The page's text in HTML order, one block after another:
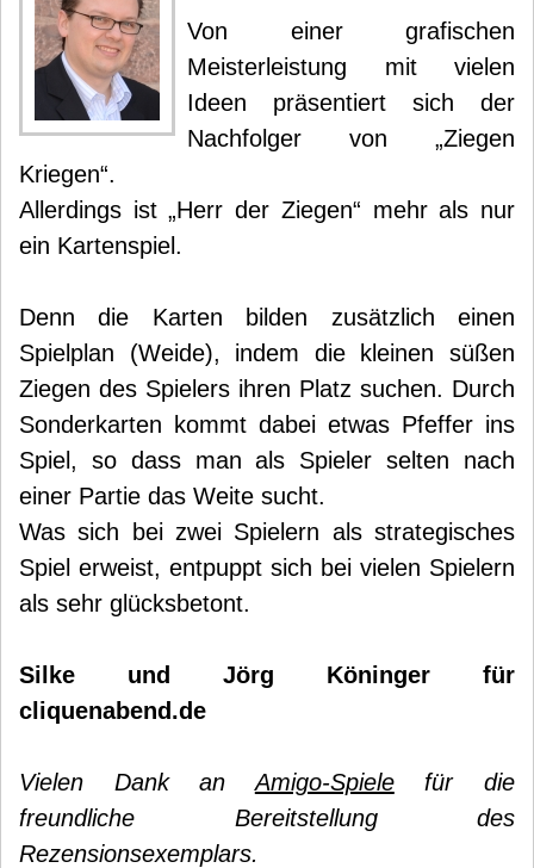
Von einer grafischen
Meisterleistung mit vielen
Ideen präsentiert sich der
Nachfolger von „Ziegen
Kriegen“.
Allerdings ist „Herr der Ziegen“ mehr als nur
ein Kartenspiel.
Denn die Karten bilden zusätzlich einen
Spielplan (Weide), indem die kleinen süßen
Ziegen des Spielers ihren Platz suchen. Durch
Sonderkarten kommt dabei etwas Pfeffer ins
Spiel, so dass man als Spieler selten nach
einer Partie das Weite sucht.
Was sich bei zwei Spielern als strategisches
Spiel erweist, entpuppt sich bei vielen Spielern
als sehr glücksbetont.
Silke und Jörg Köninger für
cliquenabend.de
Vielen Dank anAmigo-Spielefür die
freundliche Bereitstellung des
Rezensionsexemplars.